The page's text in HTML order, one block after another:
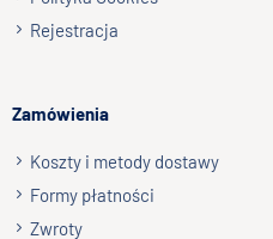
Rejestracja
Zamówienia
Koszty i metody dostawy
Formy płatności
Zwroty